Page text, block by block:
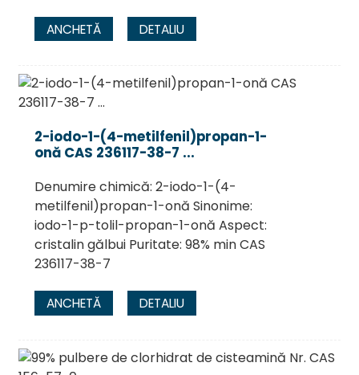
ANCHETĂ DETALIU
2-iodo-1-(4-metilfenil)propan-1-
onă CAS 236117-38-7 ...
Denumire chimică: 2-iodo-1-(4-
metilfenil)propan-1-onă Sinonime:
iodo-1-p-tolil-propan-1-onă Aspect:
cristalin gălbui Puritate: 98% min CAS
236117-38-7
ANCHETĂ DETALIU